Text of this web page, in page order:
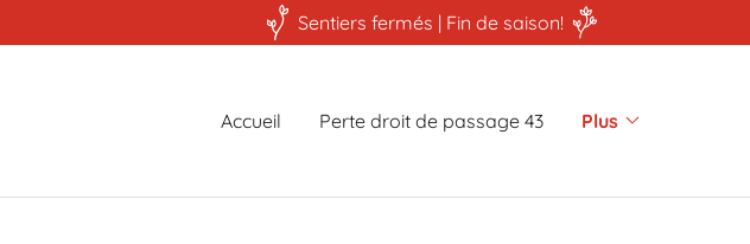
Sentiers fermés | Fin de saison!
Accueil Perte droit de passage 43 Plus